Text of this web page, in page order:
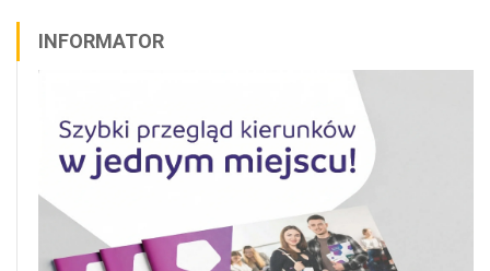
INFORMATOR